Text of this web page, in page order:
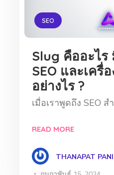
SEO
Slug คืออะไ
SEO และเครื่
อย่างไร ?
เมื่อเราพูดถึง SEO
READ MORE
THANAPAT